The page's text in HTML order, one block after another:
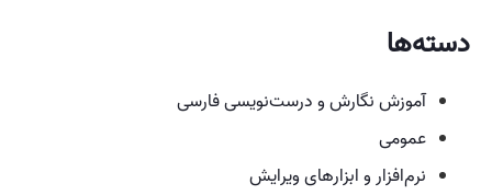
دسته‌ها
آموزش نگارش و درست‌نویسی فارسی
عمومی
نرم‌افزار و ابزارهای ویرایش